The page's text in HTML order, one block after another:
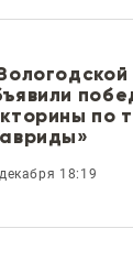
по
18:19